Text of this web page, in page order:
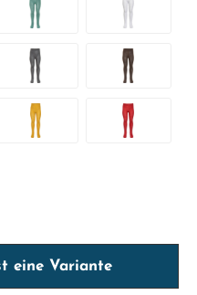
eine Variante